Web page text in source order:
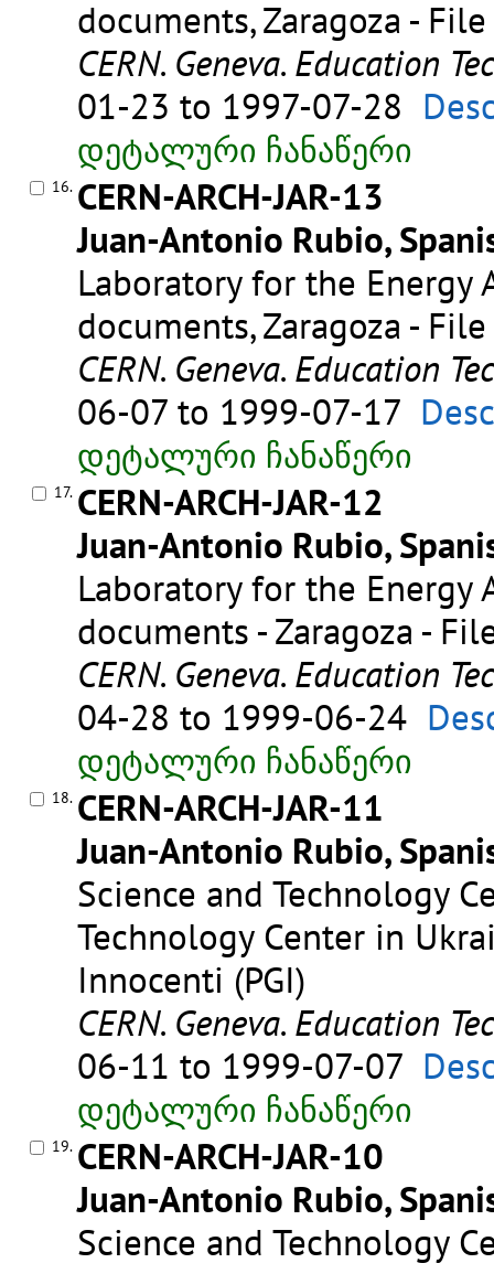
documents, Zaragoza -
CERN. Geneva. Education
01-23 to 1997-07-28
დეტალური ჩანაწერი
16. CERN-ARCH-JAR-13
Juan-Antonio Rubio,
Laboratory for the Energy
documents, Zaragoza -
CERN. Geneva. Education
06-07 to 1999-07-17
დეტალური ჩანაწერი
17. CERN-ARCH-JAR-12
Juan-Antonio Rubio,
Laboratory for the Energy
documents - Zaragoza -
CERN. Geneva. Education
04-28 to 1999-06-24
დეტალური ჩანაწერი
18. CERN-ARCH-JAR-11
Juan-Antonio Rubio,
Science and Technology
Technology Center in
Innocenti (PGI)
CERN. Geneva. Education
06-11 to 1999-07-07
დეტალური ჩანაწერი
19. CERN-ARCH-JAR-10
Juan-Antonio Rubio,
Science and Technology